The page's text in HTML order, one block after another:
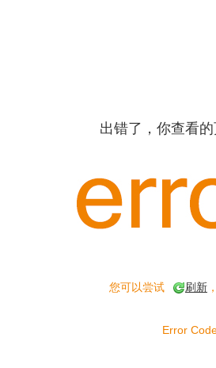
出错了，你查看
您可以尝试 刷新
Error